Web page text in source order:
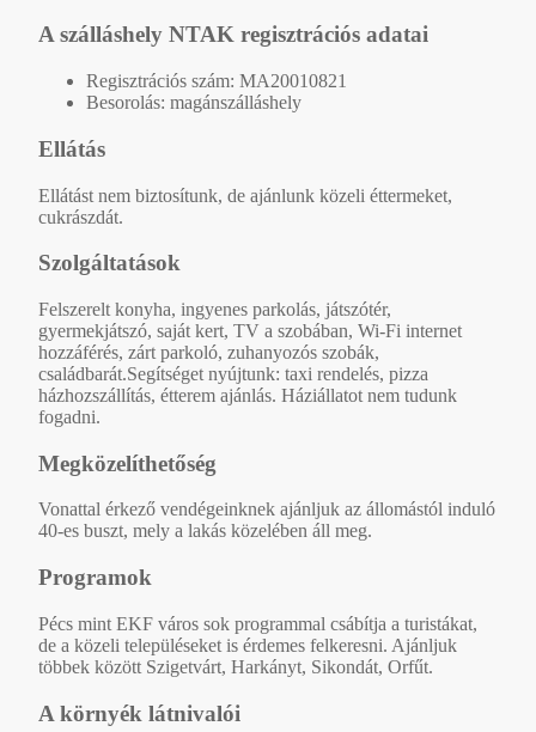
A szálláshely NTAK regisztrációs adatai
Regisztrációs szám: MA20010821
Besorolás: magánszálláshely
Ellátás
Ellátást nem biztosítunk, de ajánlunk közeli éttermeket,
cukrászdát.
Szolgáltatások
Felszerelt konyha, ingyenes parkolás, játszótér,
gyermekjátszó, saját kert, TV a szobában, Wi-Fi internet
hozzáférés, zárt parkoló, zuhanyozós szobák,
családbarát.Segítséget nyújtunk: taxi rendelés, pizza
házhozszállítás, étterem ajánlás. Háziállatot nem tudunk
fogadni.
Megközelíthetőség
Vonattal érkező vendégeinknek ajánljuk az állomástól induló
40-es buszt, mely a lakás közelében áll meg.
Programok
Pécs mint EKF város sok programmal csábítja a turistákat,
de a közeli településeket is érdemes felkeresni. Ajánljuk
többek között Szigetvárt, Harkányt, Sikondát, Orfűt.
A környék látnivalói